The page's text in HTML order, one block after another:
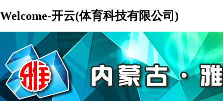
Welcome-开云(体育科技有限公司)